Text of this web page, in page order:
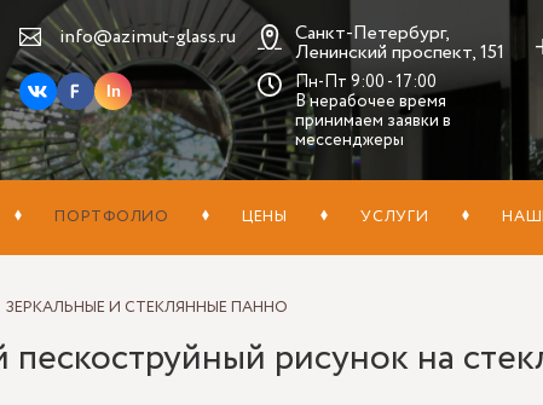
info@azimut-glass.ru
In
Санкт-Петербург,
Ленинский проспект, 151
Пн-Пт 9:00 - 17:00
В нерабочее время
принимаем заявки в
мессенджеры
ПОРТФОЛИО ЦЕНЫ УСЛУГИ
ЗЕРКАЛЬНЫЕ И СТЕКЛЯННЫЕ ПАННО
пескоструйный рисунок на